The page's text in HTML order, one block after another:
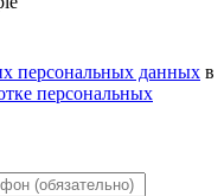
персональных данных в
персональных